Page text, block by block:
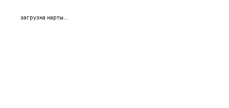
загрузка карты...